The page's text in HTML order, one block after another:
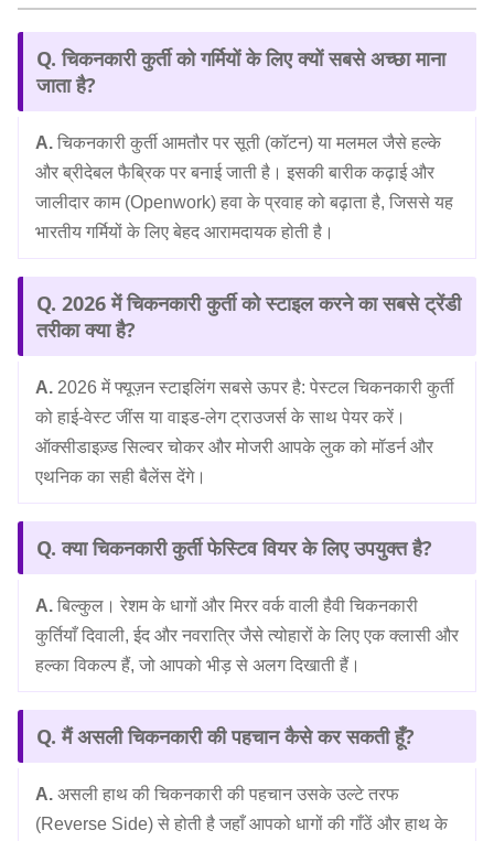
Q. चिकनकारी कुर्ती को गर्मियों के लिए क्यों सबसे अच्छा माना
जाता है?
A. चिकनकारी कुर्ती आमतौर पर सूती (कॉटन) या मलमल जैसे हल्के
और ब्रीदेबल फैब्रिक पर बनाई जाती है। इसकी बारीक कढ़ाई और
जालीदार काम (Openwork) हवा के प्रवाह को बढ़ाता है, जिससे यह
भारतीय गर्मियों के लिए बेहद आरामदायक होती है।
Q. 2026 में चिकनकारी कुर्ती को स्टाइल करने का सबसे ट्रेंडी
तरीका क्या है?
A. 2026 में फ्यूज़न स्टाइलिंग सबसे ऊपर है: पेस्टल चिकनकारी कुर्ती
को हाई-वेस्ट जींस या वाइड-लेग ट्राउजर्स के साथ पेयर करें।
ऑक्सीडाइज़्ड सिल्वर चोकर और मोजरी आपके लुक को मॉडर्न और
एथनिक का सही बैलेंस देंगे।
Q. क्या चिकनकारी कुर्ती फेस्टिव वियर के लिए उपयुक्त है?
A. बिल्कुल। रेशम के धागों और मिरर वर्क वाली हैवी चिकनकारी
कुर्तियाँ दिवाली, ईद और नवरात्रि जैसे त्योहारों के लिए एक क्लासी और
हल्का विकल्प हैं, जो आपको भीड़ से अलग दिखाती हैं।
Q. मैं असली चिकनकारी की पहचान कैसे कर सकती हूँ?
A. असली हाथ की चिकनकारी की पहचान उसके उल्टे तरफ
(Reverse Side) से होती है जहाँ आपको धागों की गाँठें और हाथ के